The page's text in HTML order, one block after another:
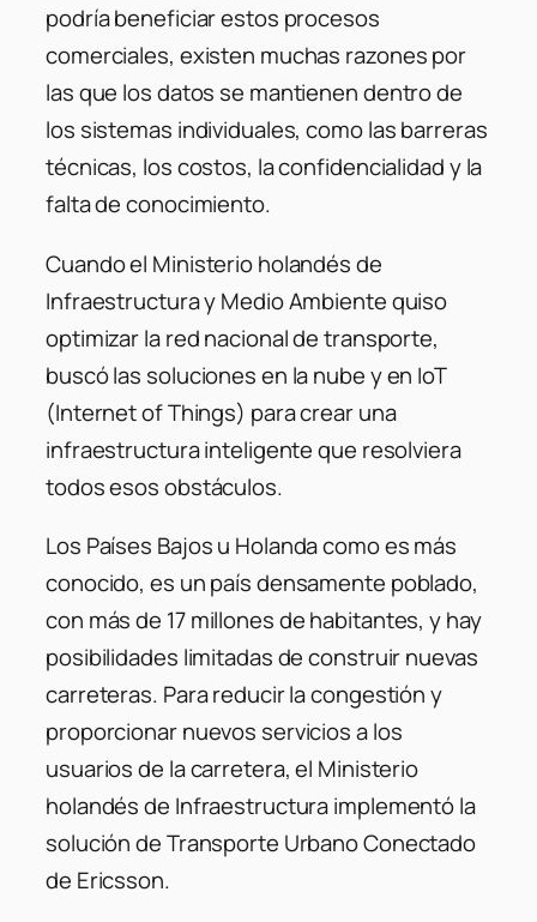
podría beneficiar estos procesos
comerciales, existen muchas razones por
las que los datos se mantienen dentro de
los sistemas individuales, como las barreras
técnicas, los costos, la confidencialidad y la
falta de conocimiento.
Cuando el Ministerio holandés de
Infraestructura y Medio Ambiente quiso
optimizar la red nacional de transporte,
buscó las soluciones en la nube y en IoT
(Internet of Things) para crear una
infraestructura inteligente que resolviera
todos esos obstáculos.
Los Países Bajos u Holanda como es más
conocido, es un país densamente poblado,
con más de 17 millones de habitantes, y hay
posibilidades limitadas de construir nuevas
carreteras. Para reducir la congestión y
proporcionar nuevos servicios a los
usuarios de la carretera, el Ministerio
holandés de Infraestructura implementó la
solución de Transporte Urbano Conectado
de Ericsson.